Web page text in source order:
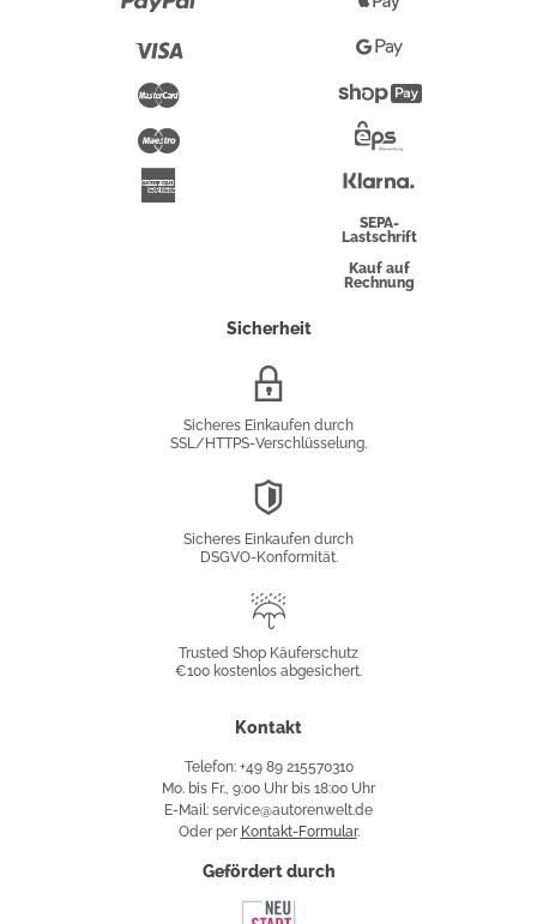
Maestro
Pay
Google
Pay
Überweisung
SEPA-
Lastschrift
Kauf auf
Rechnung
Sicherheit
Sicheres Einkaufen durch
SSL/HTTPS-Verschlüsselung.
Sicheres Einkaufen durch
DSGVO-Konformität.
Käuferschutz
Trusted Shop Käuferschutz
€100 kostenlos abgesichert.
Kontakt
Telefon: +49 89 215570310
Mo. bis Fr., 9:00 Uhr bis 18:00 Uhr
E-Mail: service@autorenwelt.de
Oder per Kontakt-Formular.
Gefördert durch